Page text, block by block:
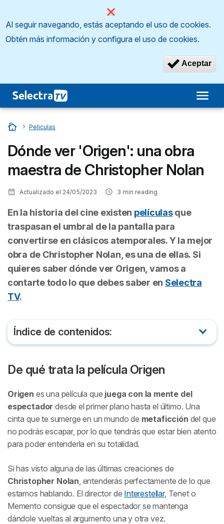
Al seguir navegando, estás aceptando el uso de cookies.
Obtén más información y configura el uso de cookies.
Aceptar
Inicio
…
Peliculas
Dónde ver 'Origen': una obra
maestra de Christopher Nolan
Actualizado el 24/05/2023 3 min reading
En la historia del cine existen películasque
traspasan el umbral de la pantalla para
convertirse en clásicos atemporales. Y la mejor
obra de Christopher Nolan, es una de ellas. Si
quieres saber dónde ver Origen , vamos a
contarte todo lo que debes saber en Selectra
TV.
Índice de contenidos:
Tráiler de Origen
Dónde ver Origen online y en castellano
Reparto de Origen
De qué trata la película Origen
Origen es una película que juega con la mente del
espectador desde el primer plano hasta el último. Una
cinta que te sumerge en un mundo de metaficción del que
no podrás escapar, por lo que tendrás que estar bien atento
para poder entenderla en su totalidad.
Si has visto alguna de las últimas creaciones de
Christopher Nolan , entenderás perfectamente de lo que
estamos hablando. El director de Interestellar, Tenet o
Memento consigue que el espectador se mantenga
dándole vueltas al argumento una y otra vez.